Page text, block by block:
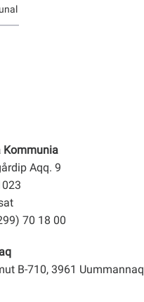
Kommunia
Aqq. 9
70 18 00
B-710, 3961 Uummannaq